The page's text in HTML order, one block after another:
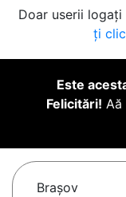
Doar userii
ți
Este
Felicitări! Aă
Braşov